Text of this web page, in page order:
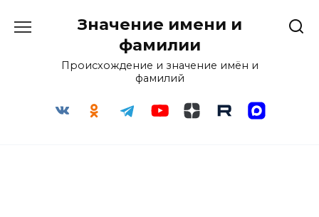
Значение имени и
фамилии
Происхождение и значение имён и
фамилий